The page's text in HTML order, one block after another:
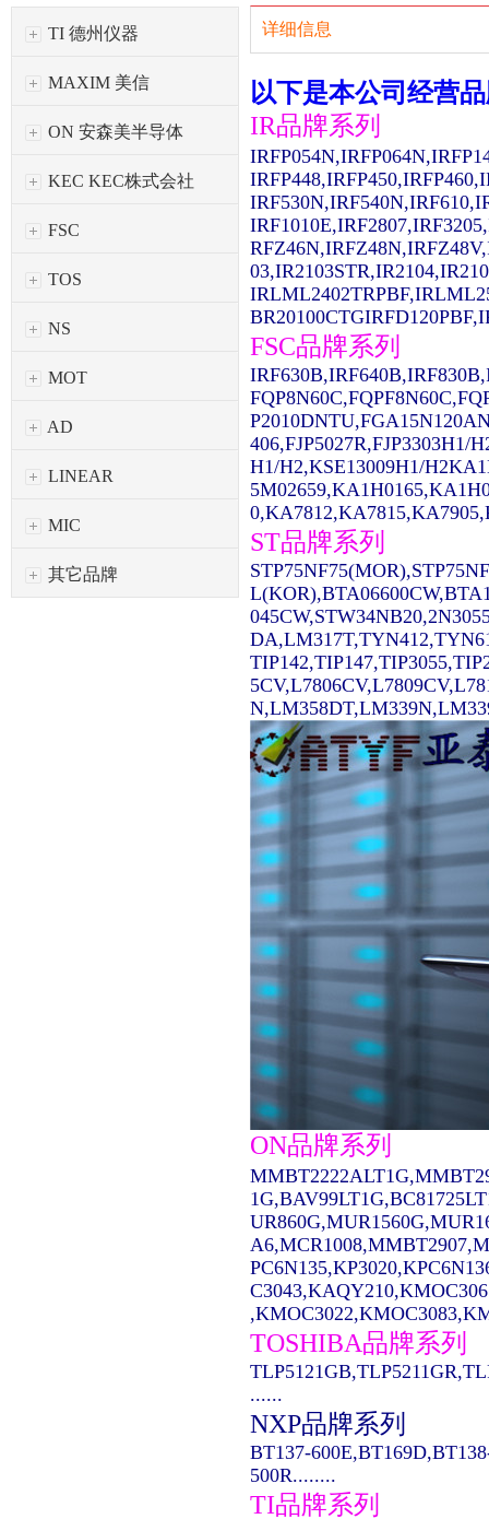
TI 德州仪器
MAXIM 美信
ON 安森美半导体
KEC KEC株式会社
FSC
TOS
NS
MOT
AD
LINEAR
MIC
其它品牌
详细信息
以下是本公司经营
IR品牌系列
FSC品牌系列
406,FJP5027R,FJP3303H1/
H1/H2,KSE13009H1/
ST品牌系列
ON品牌系列
TOSHIBA品牌系列
......
NXP品牌系列
BT137-
500R........
TI品牌系列